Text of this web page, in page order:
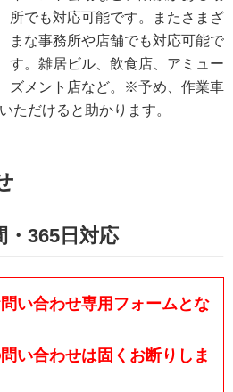
所でも対応可能です。またさまざ
まな事務所や店舗でも対応可能で
す。雑居ビル、飲食店、アミュー
ズメント店など。※予め、作業車
ただけると助かります。
・365日対応
い合わせ専用フォームとな
い合わせは固くお断りしま